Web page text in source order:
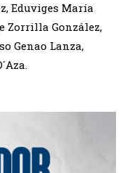
Eduviges María
Zorrilla González,
Genao Lanza,